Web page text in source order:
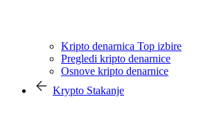
Kripto denarnica Top izbire
Pregledi kripto denarnice
Osnove kripto denarnice
Krypto Stakanje